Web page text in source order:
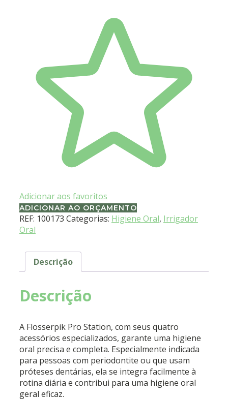
Adicionar aos favoritos
ADICIONAR AO ORÇAMENTO
REF: 100173 Categorias: Higiene Oral, Irrigador
Oral
Descrição
Descrição
A Flosserpik Pro Station, com seus quatro
acessórios especializados, garante uma higiene
oral precisa e completa. Especialmente indicada
para pessoas com periodontite ou que usam
próteses dentárias, ela se integra facilmente à
rotina diária e contribui para uma higiene oral
geral eficaz.